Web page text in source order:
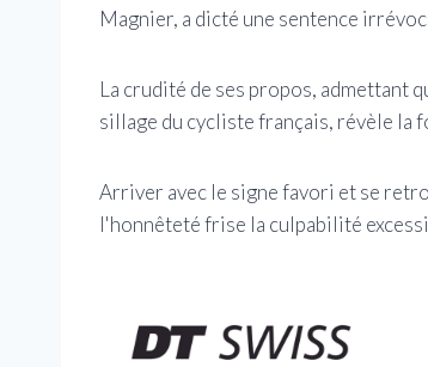
Magnier, a dicté une sentence
La crudité de ses propos, admettant
sillage du cycliste français, révèle la
Arriver avec le signe favori et se
l'honnêteté frise la culpabilité